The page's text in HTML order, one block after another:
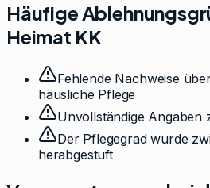
Häufige
Heimat KK
Fehlende Nachweise
häusliche Pflege
Unvollständige Angaben
Der Pflegegrad wurde
herabgestuft